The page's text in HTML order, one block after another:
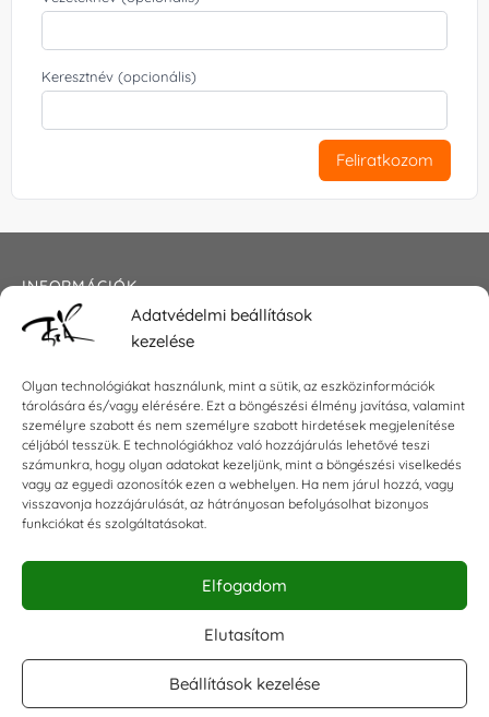
Adatvédelmi beállítások
kezelése
Olyan technológiákat használunk, mint a sütik, az eszközinformációk
tárolására és/vagy elérésére. Ezt a böngészési élmény javítása, valamint
személyre szabott és nem személyre szabott hirdetések megjelenítése
céljából tesszük. E technológiákhoz való hozzájárulás lehetővé teszi
számunkra, hogy olyan adatokat kezeljünk, mint a böngészési viselkedés
vagy az egyedi azonosítók ezen a webhelyen. Ha nem járul hozzá, vagy
visszavonja hozzájárulását, az hátrányosan befolyásolhat bizonyos
funkciókat és szolgáltatásokat.
Elfogadom
Elutasítom
Beállítások kezelése
Keresztnév (opcionális)
Feliratkozom
INFORMÁCIÓK
Általános szerződési feltételek
Impresszum
KAPCSOLAT
E-mail:shop@torokszilvi.com
Telefon: +36 30 6767872
KÖZÖSSÉGI
Facebook csoport